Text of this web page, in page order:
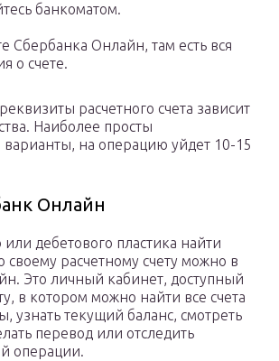
банкоматом.
Сбербанка Онлайн, там есть вся
о счете.
расчетного счета зависит
Наиболее просты
на операцию уйдет 10-15
Онлайн
дебетового пластика найти
расчетному счету можно в
Это личный кабинет, доступный
в котором можно найти все счета
узнать текущий баланс, смотреть
перевод или отследить
операции.